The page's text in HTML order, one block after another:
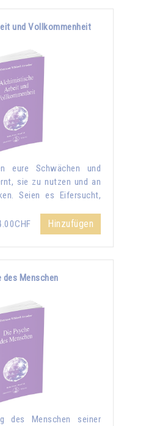
und Vollkommenheit
eure Schwächen und
sie zu nutzen und an
Seien es Eifersucht,
Hinzufügen
des Menschen
des Menschen seiner